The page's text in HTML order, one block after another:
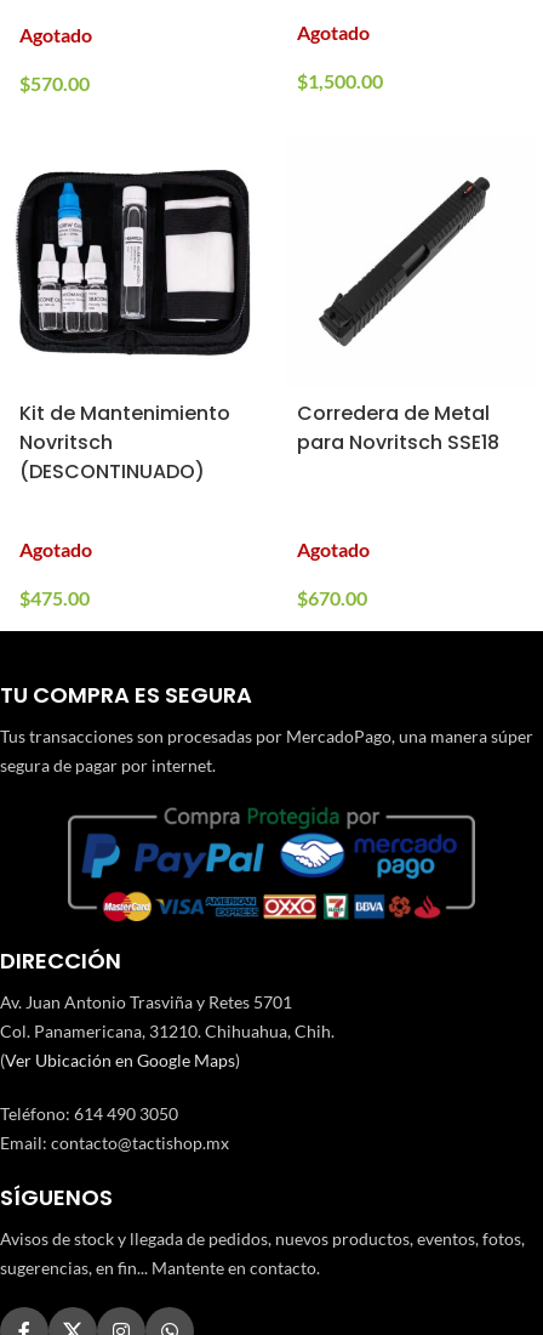
Agotado
$570.00
Agotado
$1,500.00
Kit de Mantenimiento
Novritsch
(DESCONTINUADO)
Agotado
$475.00
Corredera de Metal
para Novritsch SSE18
Agotado
$670.00
TU COMPRA ES SEGURA
Tus transacciones son procesadas por MercadoPago, una manera súper
segura de pagar por internet.
DIRECCIÓN
Av. Juan Antonio Trasviña y Retes 5701
Col. Panamericana, 31210. Chihuahua, Chih.
(Ver Ubicación en Google Maps)
Teléfono: 614 490 3050
Email: contacto@tactishop.mx
SÍGUENOS
Avisos de stock y llegada de pedidos, nuevos productos, eventos, fotos,
sugerencias, en fin... Mantente en contacto.